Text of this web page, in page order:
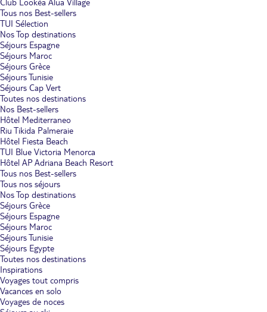
Club Lookéa Alua Village
Tous nos Best-sellers
TUI Sélection
Nos Top destinations
Séjours Espagne
Séjours Maroc
Séjours Grèce
Séjours Tunisie
Séjours Cap Vert
Toutes nos destinations
Nos Best-sellers
Hôtel Mediterraneo
Riu Tikida Palmeraie
Hôtel Fiesta Beach
TUI Blue Victoria Menorca
Hôtel AP Adriana Beach Resort
Tous nos Best-sellers
Tous nos séjours
Nos Top destinations
Séjours Grèce
Séjours Espagne
Séjours Maroc
Séjours Tunisie
Séjours Egypte
Toutes nos destinations
Inspirations
Voyages tout compris
Vacances en solo
Voyages de noces